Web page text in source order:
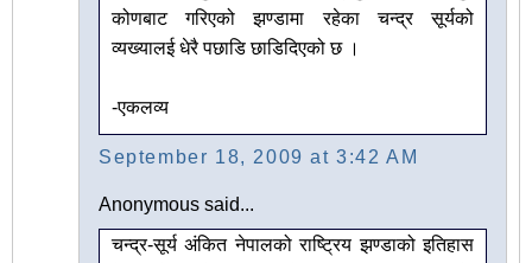
कोणबाट गरिएको झण्डामा रहेका चन्द्र सूर्यको
व्यख्यालई धेरै पछाडि छाडिदिएको छ ।
-एकलव्य
September 18, 2009 at 3:42 AM
Anonymous said...
चन्द्र-सूर्य अंकित नेपालको राष्ट्रिय झण्डाको इतिहास